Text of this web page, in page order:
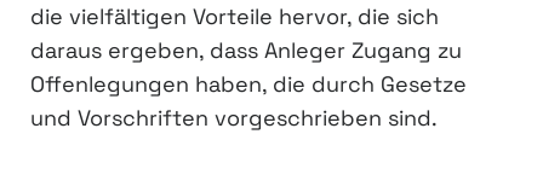
die vielfältigen Vorteile hervor, die sich
daraus ergeben, dass Anleger Zugang zu
Offenlegungen haben, die durch Gesetze
und Vorschriften vorgeschrieben sind.